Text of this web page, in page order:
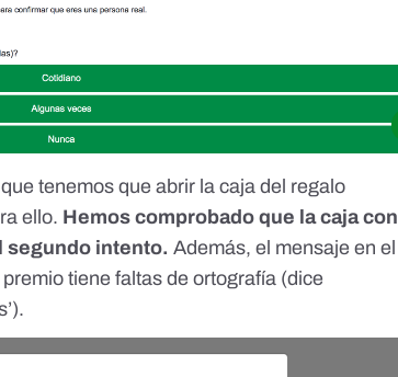
tenemos que abrir la caja del regalo
ello. Hemos comprobado que la caja con
segundo intento.Además, el mensaje en el
tiene faltas de ortografía (dice